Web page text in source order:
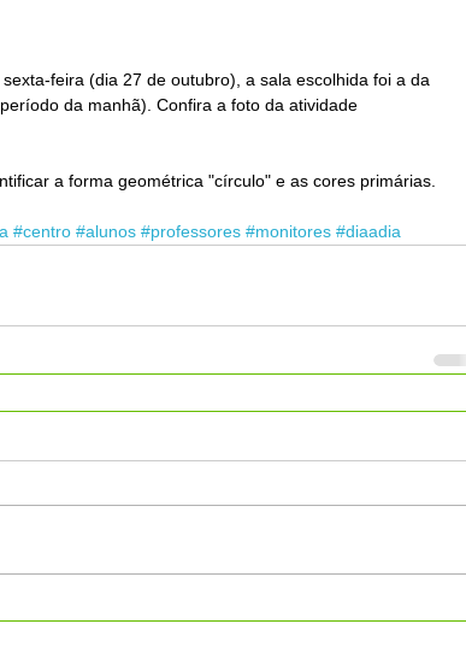
feira (dia 27 de outubro), a sala escolhida foi a da
da manhã). Confira a foto da atividade
a forma geométrica "círculo" e as cores primárias.
#centro #alunos #professores #monitores #diaadia